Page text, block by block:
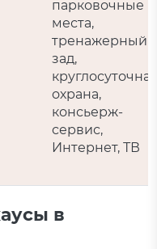
парковочные
места,
тренажерный
зад,
охрана,
консьерж-
сервис,
Интернет, ТВ
в